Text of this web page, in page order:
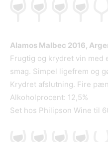
Alamos Malbec 2016,
Frugtig og krydret vin
smag. Simpel ligefrem og
Krydret afslutning. Fire
Alkoholprocent: 12,5%
Set hos Philipson Wine til